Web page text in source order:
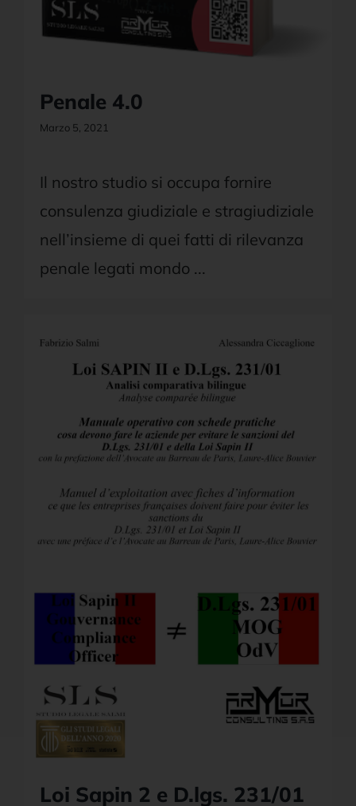
Penale 4.0
Marzo 5, 2021
Il nostro studio si occupa fornire
consulenza giudiziale e stragiudiziale
nell’insieme di quei fatti di rilevanza
penale legati mondo ...
Loi Sapin 2 e D.lgs. 231/01